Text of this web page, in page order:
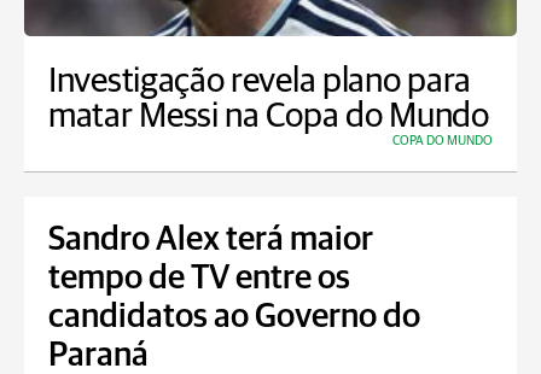
Investigação revela plano para
matar Messi na Copa do Mundo
COPA DO MUNDO
Sandro Alex terá maior
tempo de TV entre os
candidatos ao Governo do
Paraná